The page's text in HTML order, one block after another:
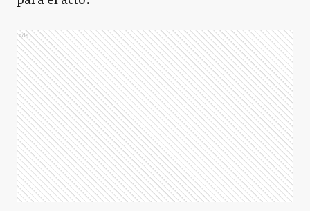
Ads